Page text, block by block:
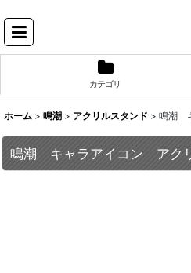
カテゴリ
ホーム > 鳴潮 > アクリルスタンド > 鳴潮
鳴潮 キャラアイコン アクリ